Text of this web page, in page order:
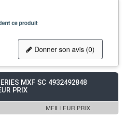
ce produit
Donner son avis (0)
MXF SC 4932492848
PRIX
MEILLEUR PRIX